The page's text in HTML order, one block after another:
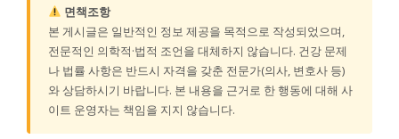
면책조항
본 게시글은 일반적인 정보 제공을 목적으로 작성되었으며,
전문적인 의학적·법적 조언을 대체하지 않습니다. 건강 문제
나 법률 사항은 반드시 자격을 갖춘 전문가(의사, 변호사 등)
와 상담하시기 바랍니다. 본 내용을 근거로 한 행동에 대해 사
이트 운영자는 책임을 지지 않습니다.